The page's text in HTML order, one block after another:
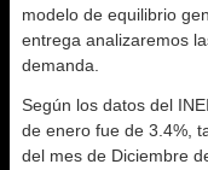
modelo de equilibrio
entrega analizaremos
demanda.
Según los datos del
de enero fue de 3.4%,
del mes de Diciembre